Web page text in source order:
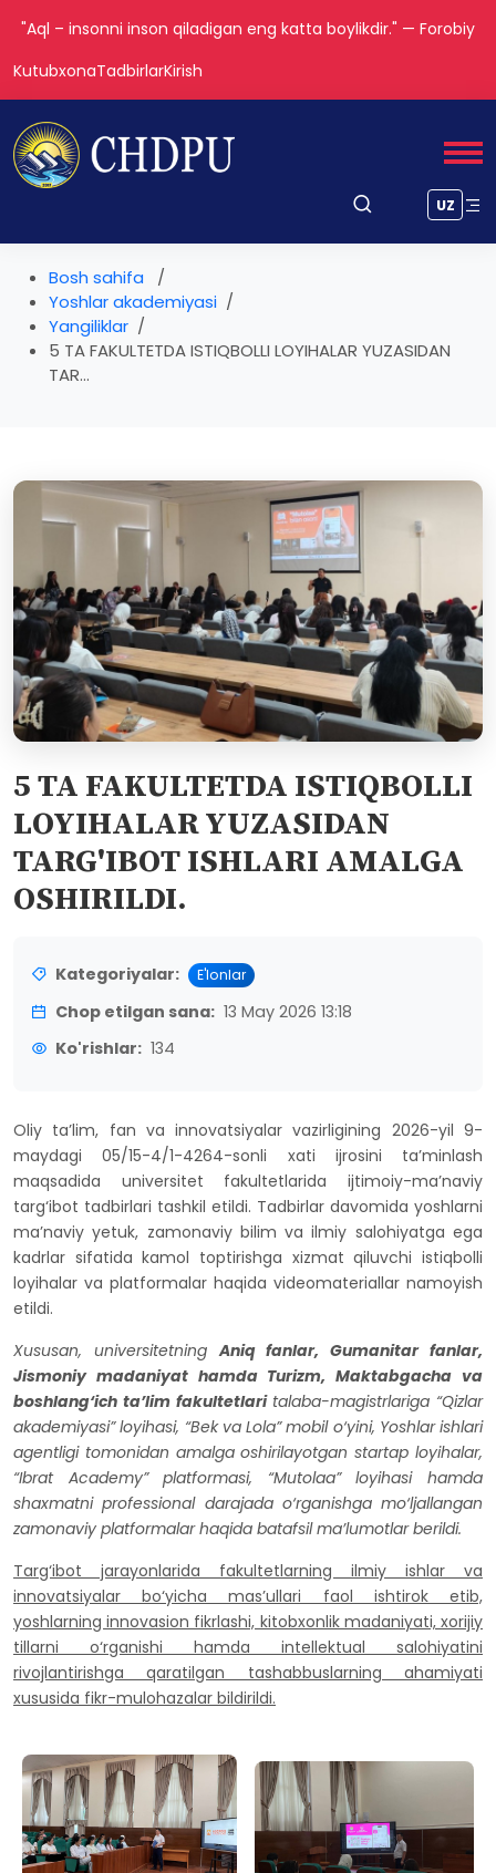
"Aql – insonni inson qiladigan eng katta boylikdir." — Forobiy
KutubxonaTadbirlarKirish
UZ
Bosh sahifa
Yoshlar akademiyasi
Yangiliklar
5 TA FAKULTETDA ISTIQBOLLI LOYIHALAR YUZASIDAN
TAR...
5 TA FAKULTETDA ISTIQBOLLI
LOYIHALAR YUZASIDAN
TARG'IBOT ISHLARI AMALGA
OSHIRILDI.
Kategoriyalar: E'lonlar
Chop etilgan sana: 13 May 2026 13:18
Ko'rishlar: 134
Oliy ta’lim, fan va innovatsiyalar vazirligining 2026-yil 9-
maydagi 05/15-4/1-4264-sonli xati ijrosini ta’minlash
maqsadida universitet fakultetlarida ijtimoiy-ma’naviy
targ‘ibot tadbirlari tashkil etildi. Tadbirlar davomida yoshlarni
ma’naviy yetuk, zamonaviy bilim va ilmiy salohiyatga ega
kadrlar sifatida kamol toptirishga xizmat qiluvchi istiqbolli
loyihalar va platformalar haqida videomateriallar namoyish
etildi.
Xususan, universitetningAniq fanlar, Gumanitar fanlar,
Jismoniy madaniyat hamda Turizm, Maktabgacha va
boshlang‘ich ta’lim fakultetlari talaba-magistrlariga “Qizlar
akademiyasi” loyihasi, “Bek va Lola” mobil o‘yini, Yoshlar ishlari
agentligi tomonidan amalga oshirilayotgan startap loyihalar,
“Ibrat Academy” platformasi, “Mutolaa” loyihasi hamda
shaxmatni professional darajada o‘rganishga mo‘ljallangan
zamonaviy platformalar haqida batafsil ma’lumotlar berildi.
Targ‘ibot jarayonlarida fakultetlarning ilmiy ishlar va
innovatsiyalar bo‘yicha mas’ullari faol ishtirok etib,
yoshlarning innovasion fikrlashi, kitobxonlik madaniyati, xorijiy
tillarni o‘rganishi hamda intellektual salohiyatini
rivojlantirishga qaratilgan tashabbuslarning ahamiyati
xususida fikr-mulohazalar bildirildi.